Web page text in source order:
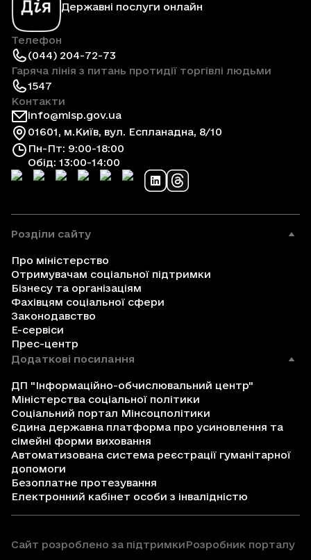
Державні послуги онлайн
Телефон
(044) 204-72-73
Гаряча лінія з питань протидії торгівлі людьми
1547
Контакти
info@mlsp.gov.ua
01601, м.Київ, вул. Еспланадна, 8/10
Пн-Пт: 9:00-18:00
Обід: 13:00-14:00
Розділи сайту
Про міністерство
Отримувачам соціальної підтримки
Бізнесу та організаціям
Фахівцям соціальної сфери
Законодавство
Е-сервіси
Прес-центр
Додаткові посилання
ДП "Інформаційно-обчислювальний центр"
Міністерства соціальної політики
Соціальний портал Мінсоцполітики
Єдина державна платформа про усиновлення та
сімейні форми виховання
Автоматизована система реєстрації гуманітарної
допомоги
Безоплатне протезування
Електронний кабінет особи з інвалідністю
Сайт розроблено за підтримкиРозробник порталу